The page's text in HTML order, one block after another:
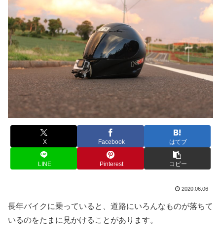
X Facebook はてブ
LINE Pinterest コピー
2020.06.06
長年バイクに乗っていると、道路にいろんなものが落ちて
いるのをたまに見かけることがあります。